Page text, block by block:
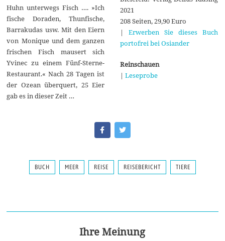
Huhn unterwegs Fisch …. »Ich
fische Doraden, Thunfische,
Barrakudas usw. Mit den Eiern
von Monique und dem ganzen
frischen Fisch mausert sich
Yvinec zu einem Fünf-Sterne-
Restaurant.« Nach 28 Tagen ist
der Ozean überquert, 25 Eier
gab es in dieser Zeit …
2021
208 Seiten, 29,90 Euro
| Erwerben Sie dieses Buch
portofrei bei Osiander
Reinschauen
| Leseprobe
BUCH MEER REISE REISEBERICHT TIERE
Ihre Meinung